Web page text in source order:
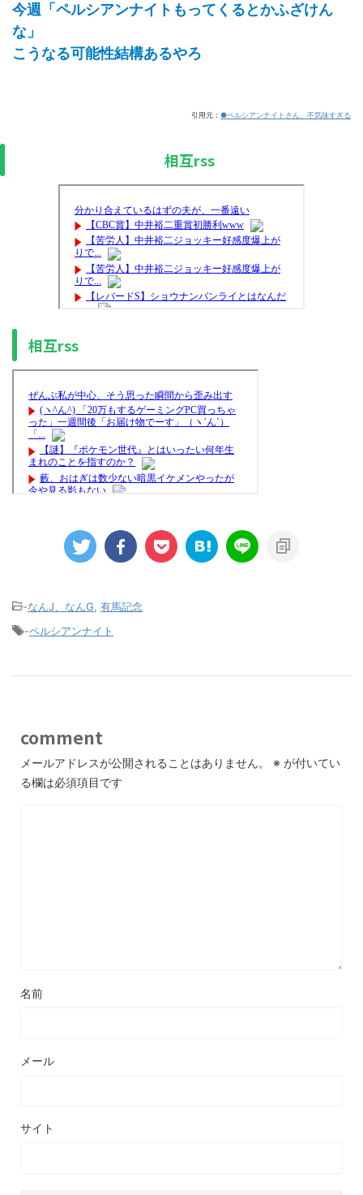
今週「ペルシアンナイトもってくるとかふざけん
な」
こうなる可能性結構あるやろ
引用元： ●ペルシアンナイトさん、不気味すぎる
相互rss
相互rss
-なんJ、なんG 有馬記念
-ペルシアンナイト
comment
メールアドレスが公開されることはありません。 ※ が付いてい
る欄は必須項目です
名前
メール
サイト